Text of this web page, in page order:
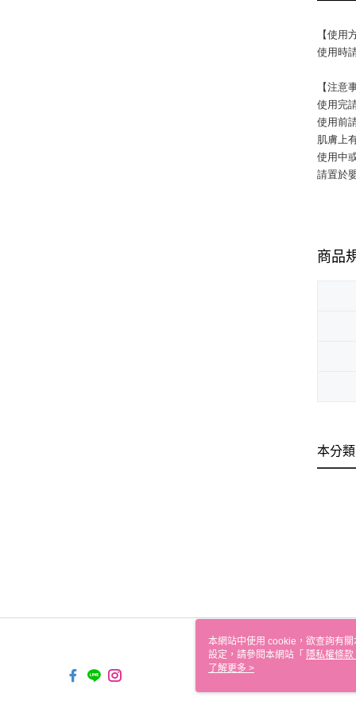
【使用
使用時
【注意
使用完
使用前
肌膚上
使用中
請置於
商品
本分
本網站中使用 cookie，欲查詢有
設定，請參閱本網站「 隱私權條款
使用 cookie。
了解更多 >